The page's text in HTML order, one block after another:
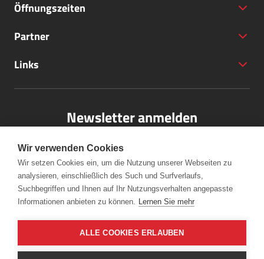
+43 (5572) 40797
Öffnungszeiten
Partner
Links
Newsletter anmelden
Bitte melden Sie sich für unseren Newsletter an.
Anmelden
Wir verwenden Cookies
Wir setzen Cookies ein, um die Nutzung unserer Webseiten zu
analysieren, einschließlich des Such und Surfverlaufs,
Suchbegriffen und Ihnen auf Ihr Nutzungsverhalten angepasste
Informationen anbieten zu können. Lernen Sie mehr
ALLE COOKIES ERLAUBEN